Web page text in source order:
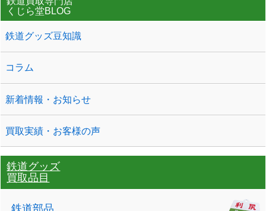
くじら堂BLOG
鉄道グッズ豆知識
コラム
新着情報・お知らせ
買取実績・お客様の声
鉄道グッズ
買取品目
鉄道部品